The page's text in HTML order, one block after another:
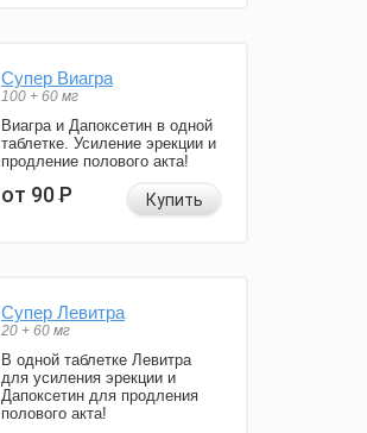
Супер Виагра
100 + 60 мг
Виагра и Дапоксетин в одной
таблетке. Усиление эрекции и
продление полового акта!
от 90Р Купить
Супер Левитра
20 + 60 мг
В одной таблетке Левитра
для усиления эрекции и
Дапоксетин для продления
полового акта!